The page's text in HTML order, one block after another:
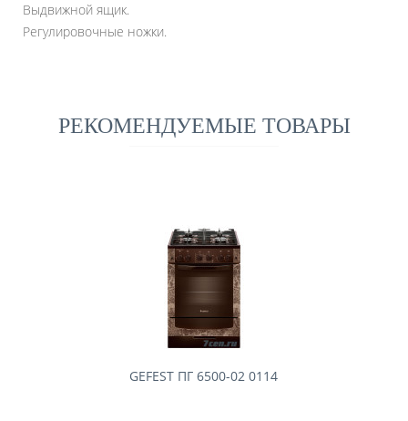
Выдвижной ящик.
Регулировочные ножки.
РЕКОМЕНДУЕМЫЕ ТОВАРЫ
GEFEST ПГ 6500-02 0114